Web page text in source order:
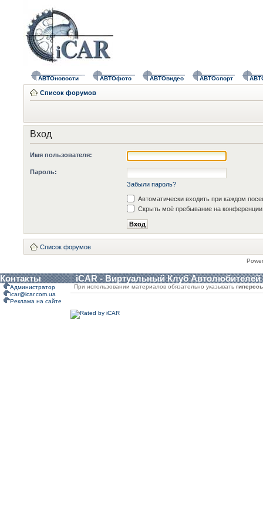
АВТОновости АВТОфото АВТОвидео АВТОспорт
Список форумов
Вход
Имя пользователя:
Пароль:
Забыли пароль?
Автоматически входить при каждом
Скрыть моё пребывание на конференции
Список форумов
Контакты iCAR - Виртуальный Клуб Автолюбителей
Администратор
icar@icar.com.ua
Реклама на сайте
При использовании материалов обязательно указывать